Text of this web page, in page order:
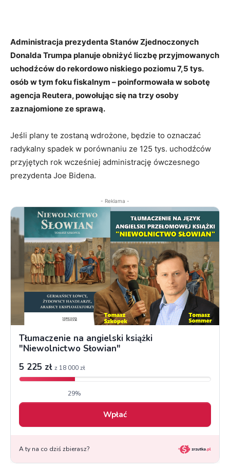
Administracja prezydenta Stanów Zjednoczonych
Donalda Trumpa planuje obniżyć liczbę przyjmowanych
uchodźców do rekordowo niskiego poziomu 7,5 tys.
osób w tym foku fiskalnym – poinformowała w sobotę
agencja Reutera, powołując się na trzy osoby
zaznajomione ze sprawą.
Jeśli plany te zostaną wdrożone, będzie to oznaczać
radykalny spadek w porównaniu ze 125 tys. uchodźców
przyjętych rok wcześniej administrację ówczesnego
prezydenta Joe Bidena.
- Reklama -